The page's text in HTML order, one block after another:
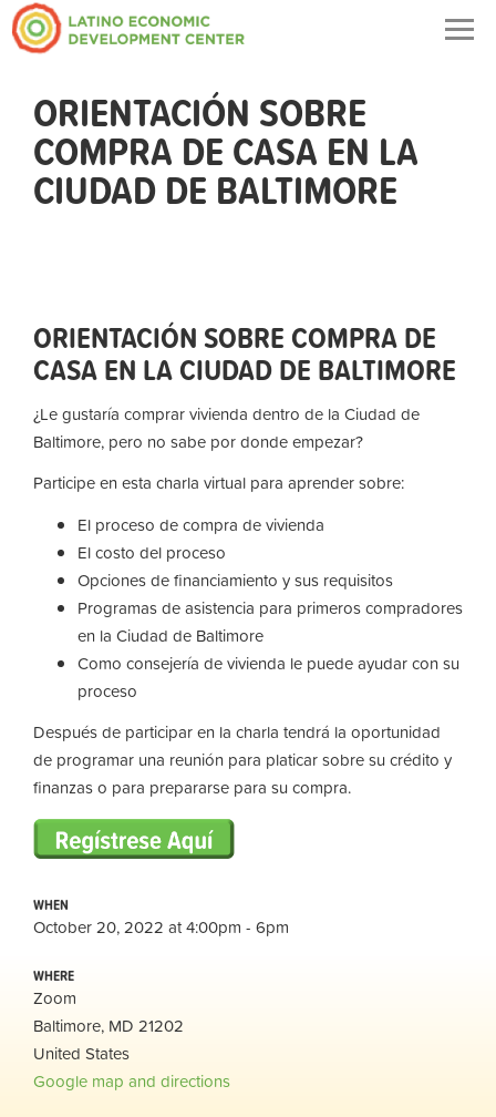
ORIENTACIÓN SOBRE
COMPRA DE CASA EN LA
CIUDAD DE BALTIMORE
ORIENTACIÓN SOBRE COMPRA DE
CASA EN LA CIUDAD DE BALTIMORE
¿Le gustaría comprar vivienda dentro de la Ciudad de
Baltimore, pero no sabe por donde empezar?
Participe en esta charla virtual para aprender sobre:
El proceso de compra de vivienda
El costo del proceso
Opciones de financiamiento y sus requisitos
Programas de asistencia para primeros compradores
en la Ciudad de Baltimore
Como consejería de vivienda le puede ayudar con su
proceso
Después de participar en la charla tendrá la oportunidad
de programar una reunión para platicar sobre su crédito y
finanzas o para prepararse para su compra.
WHEN
October 20, 2022 at 4:00pm - 6pm
WHERE
Zoom
Baltimore, MD 21202
United States
Google map and directions